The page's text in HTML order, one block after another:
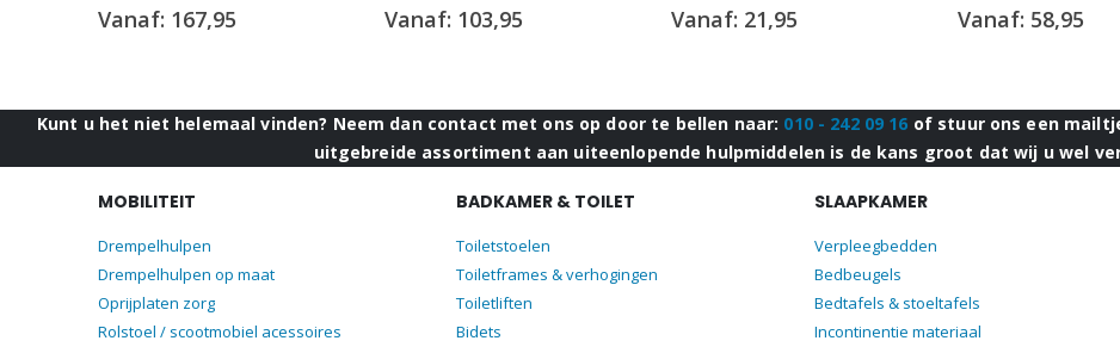
out of 5
Vanaf: 167,95 out of 5
Vanaf: 103,95 out of 5
Vanaf: 21,95 out of 5
Vanaf: 58,95
Kunt u het niet helemaal vinden? Neem dan contact met ons op door te bellen naar: 010 - 242 09 16 of stuur ons een
uitgebreide assortiment aan uiteenlopende hulpmiddelen is de kans groot dat wij u wel
MOBILITEIT
Drempelhulpen
Drempelhulpen op maat
Oprijplaten zorg
Rolstoel / scootmobiel acessoires
BADKAMER & TOILET
Toiletstoelen
Toiletframes & verhogingen
Toiletliften
Bidets
SLAAPKAMER
Verpleegbedden
Bedbeugels
Bedtafels & stoeltafels
Incontinentie materiaal